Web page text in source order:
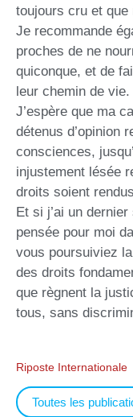
toujours cru et que
Je recommande
proches de ne
quiconque, et de
leur chemin de vie.
J’espère que ma
détenus d’opinion
consciences,
injustement lésée
droits soient
Et si j’ai un
pensée pour moi
vous poursuiviez
des droits
que règnent la
tous, sans
Riposte Internationale
Toutes les